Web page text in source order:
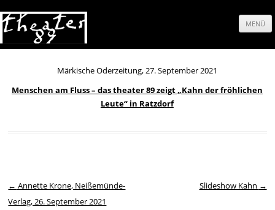
MENÜ
Springe
Inhalt
Märkische Oderzeitung, 27. September 2021
Menschen am Fluss – das theater 89 zeigt „Kahn der fröhlichen
Leute“ in Ratzdorf
Beitrags-Navigation
← Annette Krone, Neißemünde-
Verlag, 26. September 2021
Slideshow Kahn →